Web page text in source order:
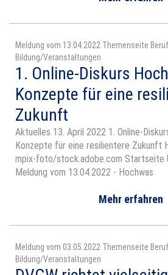
Meldung vom 13.04.2022 Themenseite
Bildung/Veranstaltungen
1. Online-Diskurs
Konzepte für eine
Zukunft
Aktuelles 13. April 2022 1. Online-
Konzepte für eine resilientere Zukunft
mpix-foto/stock.adobe.com Startseite
Meldung vom 13.04.2022 - Hochwas
Mehr erfahren
Meldung vom 03.05.2022 Themenseite
Bildung/Veranstaltungen